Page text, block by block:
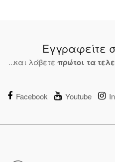
Εγγραφείτε
...και λάβετε πρώτοι τα
Facebook Youtube